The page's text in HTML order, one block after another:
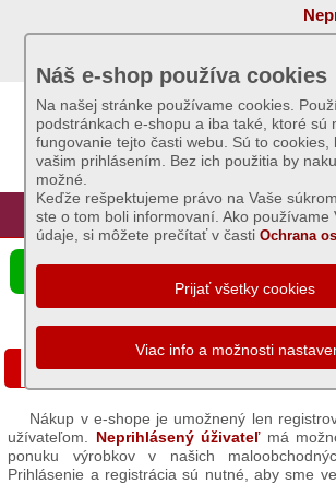
Úvod Hlavná stránka
Náš e-shop používa cookies
Na našej stránke používame cookies.
podstránkach e-shopu a iba také, ktoré sú
fungovanie tejto časti webu. Sú to cookies,
vašim prihlásením. Bez ich použitia by
možné.
Keďže rešpektujeme právo na Vaše
ste o tom boli informovaní. Ako používame
údaje, si môžete prečítať v častiOchrana
☰ Ponuka produktov
Akcie
Sviečky
Umelé
kvety
Semená
a
osivá
Chovateľské
potreby
Ako nakupovať?
Nákup v e-shope je umožnený len
užívateľom. Neprihlásený úživateľmá
ponuku výrobkov v našich
Prihlásenie a registrácia sú nutné, aby sme